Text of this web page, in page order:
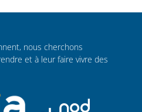
nous cherchons
et à leur faire vivre des